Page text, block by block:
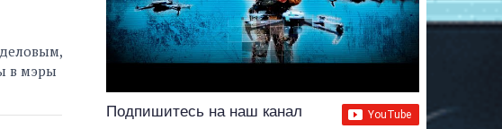
в мэры
Подпишитесь на наш канал